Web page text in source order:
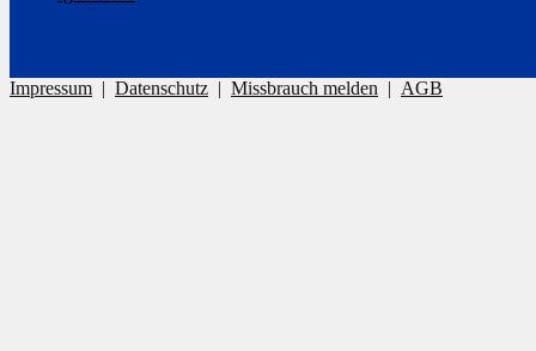
Impressum | Datenschutz | Missbrauch melden | AGB